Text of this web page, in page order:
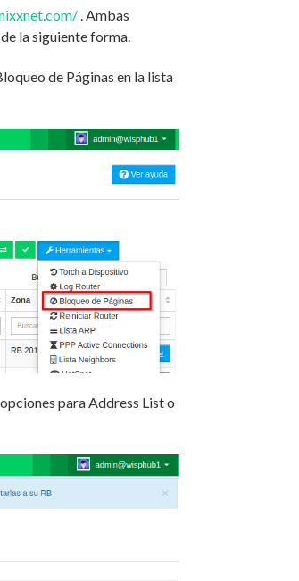
. Ambas
la siguiente forma.
de Páginas en la lista
para Address List o